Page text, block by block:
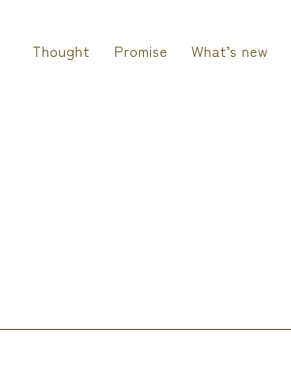
Thought Promise What’s new